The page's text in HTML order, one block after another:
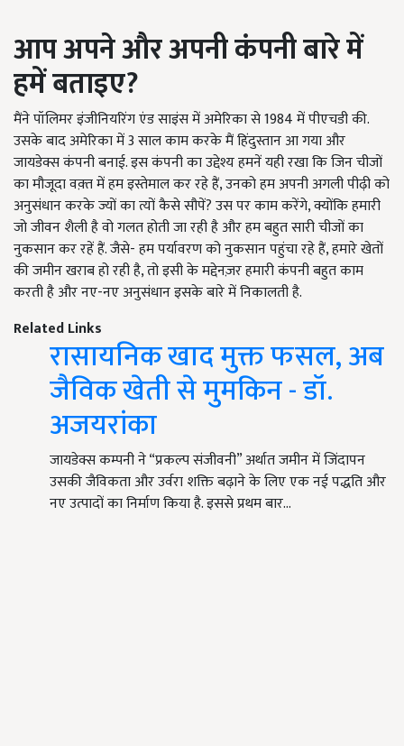
आपअपनेऔरअपनीकंपनीबारेमें
हमेंबताइए?
मैंने पॉलिमर इंजीनियरिंग एंड साइंस में अमेरिका से 1984 में पीएचडी की.
उसके बाद अमेरिका में 3 साल काम करके मैं हिंदुस्तान आ गया और
जायडेक्स कंपनी बनाई. इस कंपनी का उद्देश्य हमनें यही रखा कि जिन चीजों
का मौजूदा वक़्त में हम इस्तेमाल कर रहे हैं, उनको हम अपनी अगली पीढ़ी को
अनुसंधान करके ज्यों का त्यों कैसे सौपें? उस पर काम करेंगे, क्योंकि हमारी
जो जीवन शैली है वो गलत होती जा रही है और हम बहुत सारी चीजों का
नुकसान कर रहें हैं. जैसे- हम पर्यावरण को नुकसान पहुंचा रहे हैं, हमारे खेतों
की जमीन खराब हो रही है, तो इसी के मद्देनज़र हमारी कंपनी बहुत काम
करती है और नए-नए अनुसंधान इसके बारे में निकालती है.
Related Links
रासायनिक खाद मुक्त फसल, अब
जैविक खेती से मुमकिन - डॉ.
अजयरांका
जायडेक्स कम्पनी ने “प्रकल्प संजीवनी” अर्थात जमीन में जिंदापन
उसकी जैविकता और उर्वरा शक्ति बढ़ाने के लिए एक नई पद्धति और
नए उत्पादों का निर्माण किया है. इससे प्रथम बार…